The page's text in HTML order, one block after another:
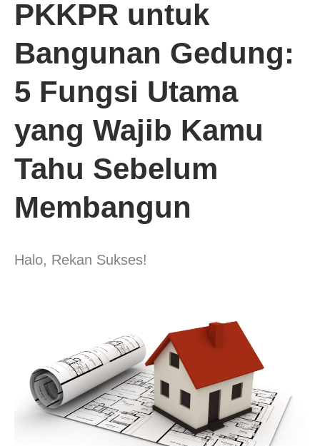
PKKPR untuk
Bangunan Gedung:
5 Fungsi Utama
yang Wajib Kamu
Tahu Sebelum
Membangun
Halo, Rekan Sukses!